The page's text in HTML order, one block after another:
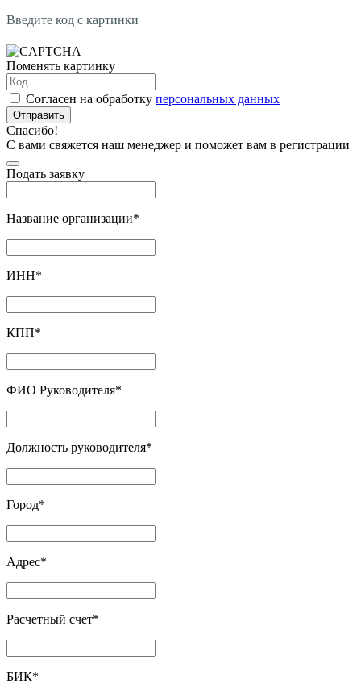
Введите код с картинки
Поменять картинку
Согласен на обработку персональных данных
Отправить
Спасибо!
С вами свяжется наш менеджер и поможет вам в регистрации
Подать заявку
Название организации*
ИНН*
КПП*
ФИО Руководителя*
Должность руководителя*
Город*
Адрес*
Расчетный счет*
БИК*